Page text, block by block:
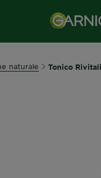
naturale Tonico